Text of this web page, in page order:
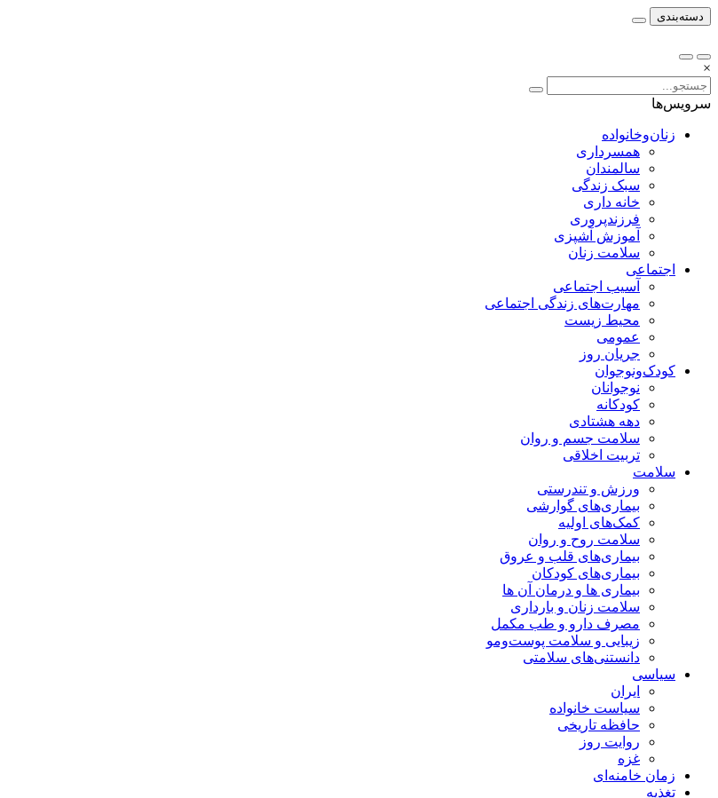
دسته‌بندی
×
سرویس‌ها
زنان‌وخانواده
همسرداری
سالمندان
سبک زندگی
خانه داری
فرزندپروری
آموزش آشپزی
سلامت زنان
اجتماعی
آسیب اجتماعی
مهارت‌های زندگی اجتماعی
محیط زیست
عمومی
جریان روز
کودک‌ونوجوان
نوجوانان
کودکانه
دهه هشتادی
سلامت جسم و روان
تربیت اخلاقی
سلامت
ورزش و تندرستی
بیماری‌های گوارشی
کمک‌های اولیه
سلامت روح و روان
بیماری‌های قلب و عروق
بیماری‌های کودکان
بیماری ها و درمان آن ها
سلامت زنان و بارداری
مصرف دارو و طب مکمل
زیبایی و سلامت پوست‌ومو
دانستنی‌های سلامتی
سیاسی
ایران
سیاست خانواده
حافظه تاریخی
روایت روز
غزه
زمان خامنه‌ای
تغذیه